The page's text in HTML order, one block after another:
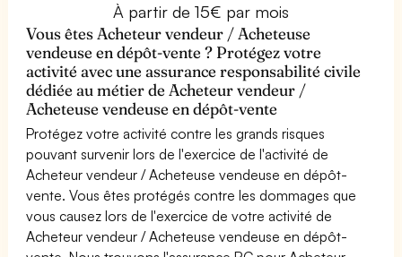
À partir de 15€ par mois
Vous êtes Acheteur vendeur / Acheteuse
vendeuse en dépôt-vente ? Protégez votre
activité avec une assurance responsabilité civile
dédiée au métier de Acheteur vendeur /
Acheteuse vendeuse en dépôt-vente
Protégez votre activité contre les grands risques
pouvant survenir lors de l'exercice de l'activité de
Acheteur vendeur / Acheteuse vendeuse en dépôt-
vente. Vous êtes protégés contre les dommages que
vous causez lors de l'exercice de votre activité de
Acheteur vendeur / Acheteuse vendeuse en dépôt-